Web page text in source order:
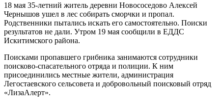
18 мая 35-летний житель деревни Новососедово Алексей
Чернышов ушел в лес собирать сморчки и пропал.
Родственники пытались искать его самостоятельно. Поиски
результатов не дали. Утром 19 мая сообщили в ЕДДС
Искитимского района.
Поисками пропавшего грибника занимаются сотрудники
поисково-спасательного отряда и полиции. К ним
присоединились местные жители, администрация
Легостаевского сельсовета и добровольный поисковый отряд
«ЛизаАлерт».